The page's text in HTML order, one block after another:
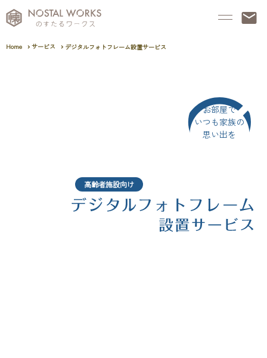
お部屋で
いつも家族の
思い出を
高齢者施設向け
Home サービス デジタルフォトフレーム設置サービス